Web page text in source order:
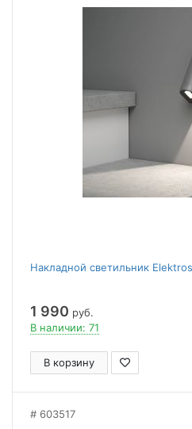
Накладной светильник
1 990 руб.
В наличии: 71
В корзину
603517